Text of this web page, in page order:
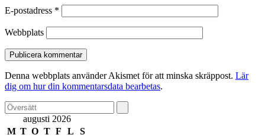
E-postadress *
Webbplats
Denna webbplats använder Akismet för att minska skräppost. Lär
dig om hur din kommentarsdata bearbetas.
augusti 2026
M T O T F L
S